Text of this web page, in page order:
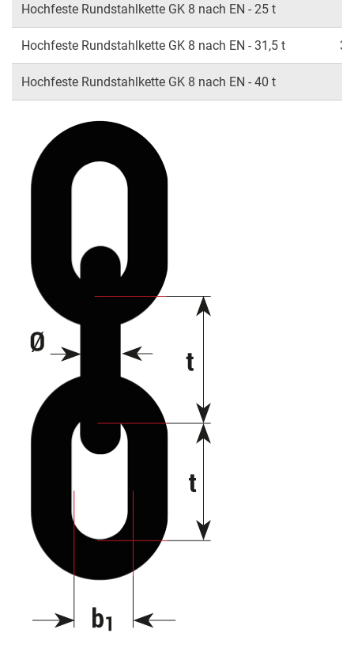
Hochfeste Rundstahlkette GK 8 nach EN - 25 t
Hochfeste Rundstahlkette GK 8 nach EN - 31,5 t
Hochfeste Rundstahlkette GK 8 nach EN - 40 t